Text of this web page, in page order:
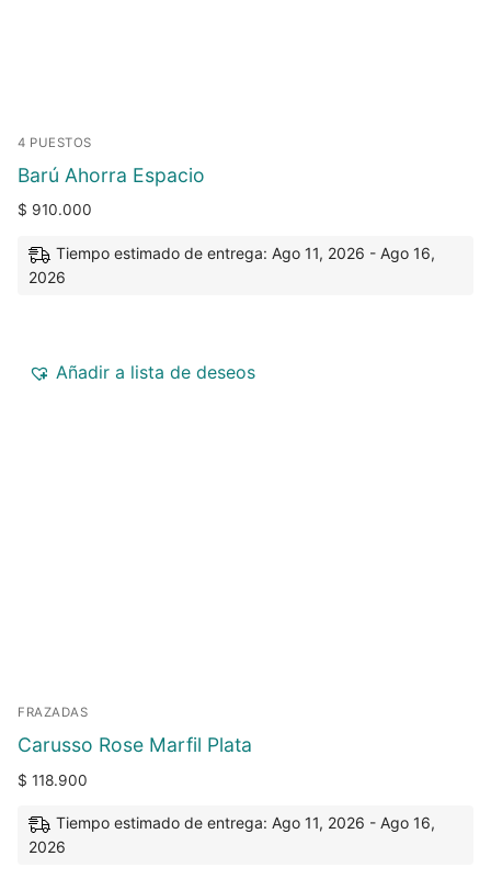
4 PUESTOS
Barú Ahorra Espacio
$ 910.000
Tiempo estimado de entrega: Ago 11, 2026 - Ago 16,
2026
Añadir a lista de deseos
FRAZADAS
Carusso Rose Marfil Plata
$ 118.900
Tiempo estimado de entrega: Ago 11, 2026 - Ago 16,
2026